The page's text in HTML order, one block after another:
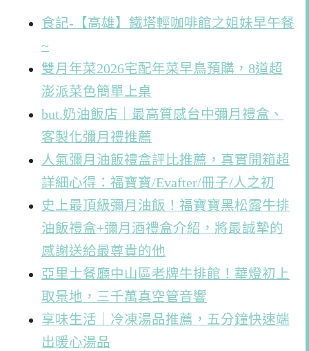
食記-【高雄】鐵塔輕咖啡館之姐妹早午餐
~
雙月年菜2026宅配年菜早鳥預購，8道超
澎派菜色簡單上桌
but.奶油飯店｜最高質感台中彌月禮盒、
客製化彌月禮推薦
人氣彌月油飯禮盒評比推薦，真實開箱超
詳細心得：福寶寶/Evafter/冊子/人之初
史上最頂級彌月油飯！福寶寶黑松露牛排
油飯禮盒+彌月酒禮盒介紹，將最誠摯的
感謝送給最尊貴的他
亞里士餐廳中山區老牌牛排館！華燈初上
取景地，三千萬真空管音響
享味生活｜冷凍湯品推薦，五分鐘快速端
出暖心湯品